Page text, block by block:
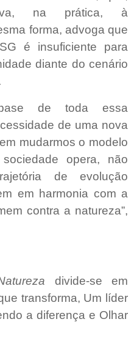
na prática, à
forma, advoga que
é insuficiente para
diante do cenário
de toda essa
de uma nova
mudarmos o modelo
opera, não
de evolução
em harmonia com a
contra a natureza”,
divide-se em
transforma, Um líder
a diferença e Olhar